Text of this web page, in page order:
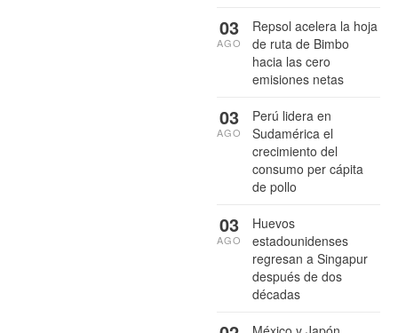
Repsol acelera la hoja
de ruta de Bimbo
hacia las cero
emisiones netas
03
AGO
Perú lidera en
Sudamérica el
crecimiento del
consumo per cápita
de pollo
03
AGO
Huevos
estadounidenses
regresan a Singapur
después de dos
décadas
03
AGO